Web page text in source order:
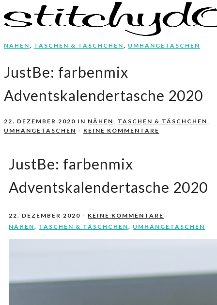
NÄHEN, TASCHEN & TÄSCHCHEN, UMHÄNGETASCHEN
JustBe: farbenmix
Adventskalendertasche 2020
22. DEZEMBER 2020 IN NÄHEN, TASCHEN & TÄSCHCHEN,
UMHÄNGETASCHEN - KEINE KOMMENTARE
JustBe: farbenmix
Adventskalendertasche 2020
22. DEZEMBER 2020 - KEINE KOMMENTARE
NÄHEN
TASCHEN & TÄSCHCHEN UMHÄNGETASCHEN